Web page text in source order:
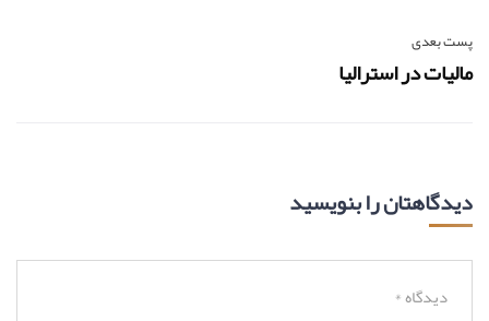
پست بعدی
مالیات در استرالیا
دیدگاهتان را بنویسید